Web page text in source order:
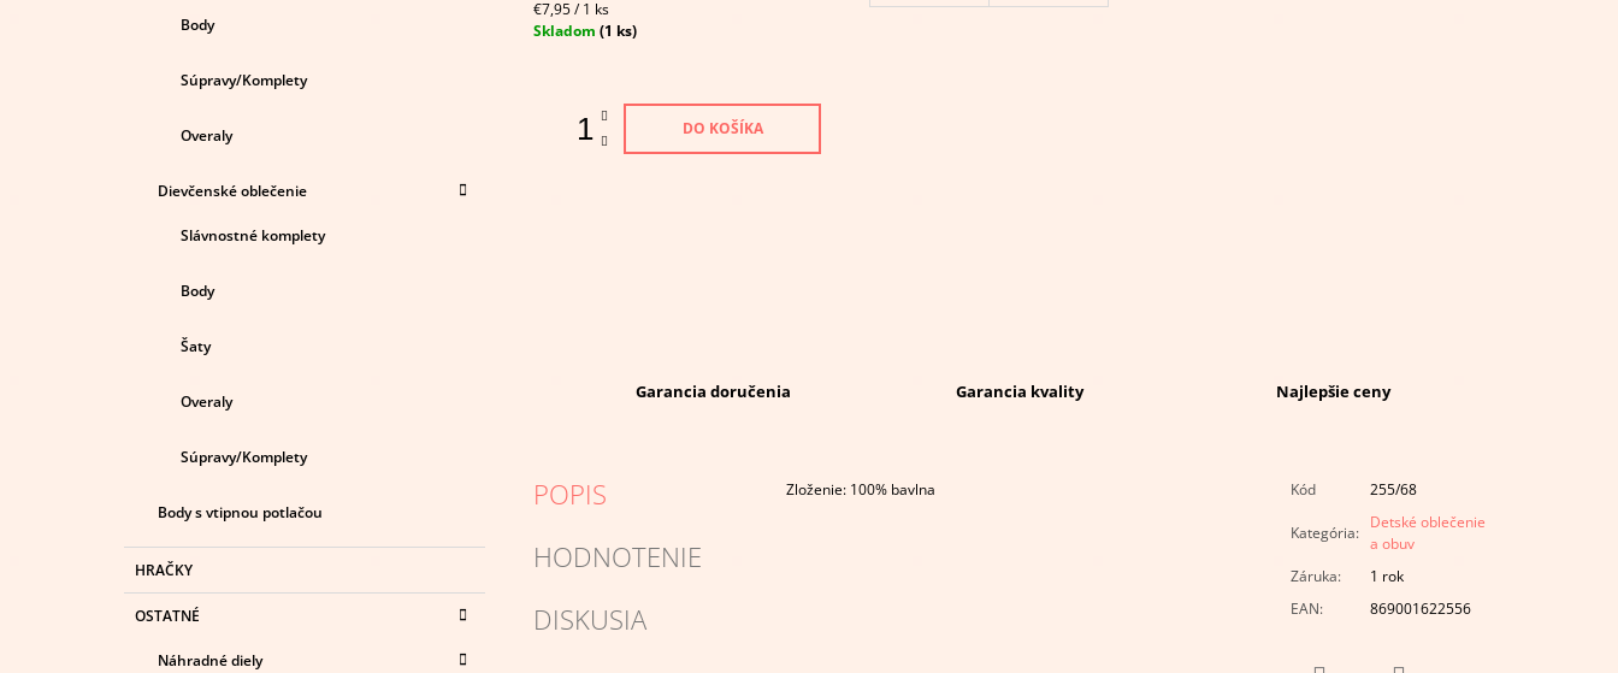
Body
Súpravy/Komplety
Overaly
Dievčenské oblečenie
Slávnostné komplety
Body
Šaty
Overaly
Súpravy/Komplety
Body s vtipnou potlačou
HRAČKY
OSTATNÉ
Náhradné diely
Jednotková
cena:
€7,95 / 1 ks
Skladom (1 ks)
DO KOŠÍKA
Garancia doručenia Garancia kvality Najlepšie ceny
POPIS
HODNOTENIE
DISKUSIA
Zloženie: 100% bavlna Kód 255/68
Kategória:
Detské oblečenie
a obuv
Záruka:
1 rok
EAN: 869001622556